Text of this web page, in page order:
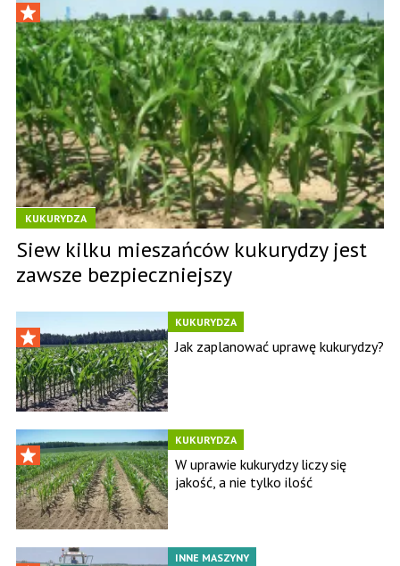
KUKURYDZA
Siew kilku mieszańców kukurydzy jest
zawsze bezpieczniejszy
KUKURYDZA
Jak zaplanować uprawę kukurydzy?
KUKURYDZA
W uprawie kukurydzy liczy się
jakość, a nie tylko ilość
INNE MASZYNY